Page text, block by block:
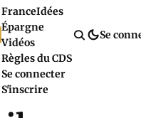
FranceIdées
Épargne
Vidéos
Règles du CDS
Se connecter
S'inscrire
Se